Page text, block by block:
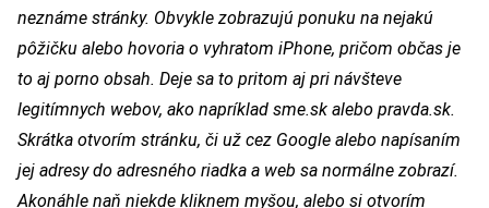
neznáme stránky. Obvykle zobrazujú ponuku na nejakú
pôžičku alebo hovoria o vyhratom iPhone, pričom občas je
to aj porno obsah. Deje sa to pritom aj pri návšteve
legitímnych webov, ako napríklad sme.sk alebo pravda.sk.
Skrátka otvorím stránku, či už cez Google alebo napísaním
jej adresy do adresného riadka a web sa normálne zobrazí.
Akonáhle naň niekde kliknem myšou, alebo si otvorím